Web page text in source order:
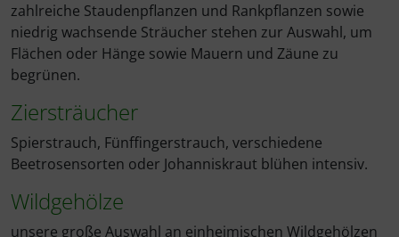
zahlreiche Staudenpflanzen und Rankpflanzen sowie
niedrig wachsende Sträucher stehen zur Auswahl, um
Flächen oder Hänge sowie Mauern und Zäune zu
begrünen.
Ziersträucher
Spierstrauch, Fünffingerstrauch, verschiedene
Beetrosensorten oder Johanniskraut blühen intensiv.
Wildgehölze
unsere große Auswahl an einheimischen Wildgehölzen